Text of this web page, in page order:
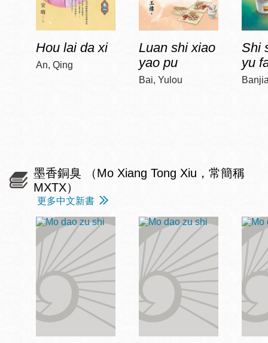
Hou lai da xi
An, Qing
Luan shi xiao
yao pu
Bai, Yulou
Shi
yu
墨香銅臭 （Mo Xiang Tong Xiu，常簡稱
MXTX）
更多中文新書